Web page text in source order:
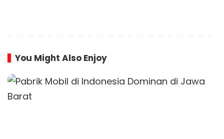
You Might Also Enjoy